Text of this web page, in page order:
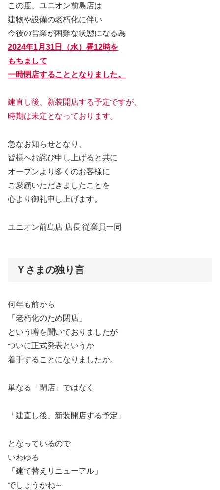
この度、ユニオン前島店は
建物や設備の老朽化に伴い
今後の営業が困難な状態になる為
2024年1月31日（水）昼12時を
もちまして
一時閉店することとなりました。
建直し後、新装開店する予定ですが、
時期は未定となっております。
急なお知らせとなり、
皆様へお詫び申し上げると共に
オープンより多くのお客様に
ご愛顧いただきましたことを
心より御礼申し上げます。
ユニオン前島店 店長 従業員一同
Ｙさまの独り言
何年も前から
「老朽化のため閉店」
という噂を聞いておりましたが
ついに正式発表というか
着手することになりましたか。
単なる「閉店」ではなく
「建直し後、新装開店する予定」
となっているので
いわゆる
「建て替えリニューアル」
でしょうかね～